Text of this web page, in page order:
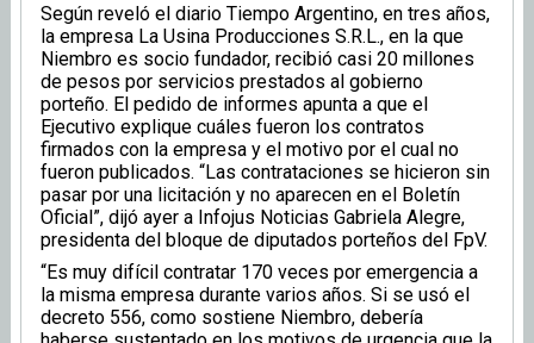
Según reveló el diario Tiempo Argentino, en tres años,
la empresa La Usina Producciones S.R.L., en la que
Niembro es socio fundador, recibió casi 20 millones
de pesos por servicios prestados al gobierno
porteño. El pedido de informes apunta a que el
Ejecutivo explique cuáles fueron los contratos
firmados con la empresa y el motivo por el cual no
fueron publicados. “Las contrataciones se hicieron sin
pasar por una licitación y no aparecen en el Boletín
Oficial”, dijó ayer a Infojus Noticias Gabriela Alegre,
presidenta del bloque de diputados porteños del FpV.
“Es muy difícil contratar 170 veces por emergencia a
la misma empresa durante varios años. Si se usó el
decreto 556, como sostiene Niembro, debería